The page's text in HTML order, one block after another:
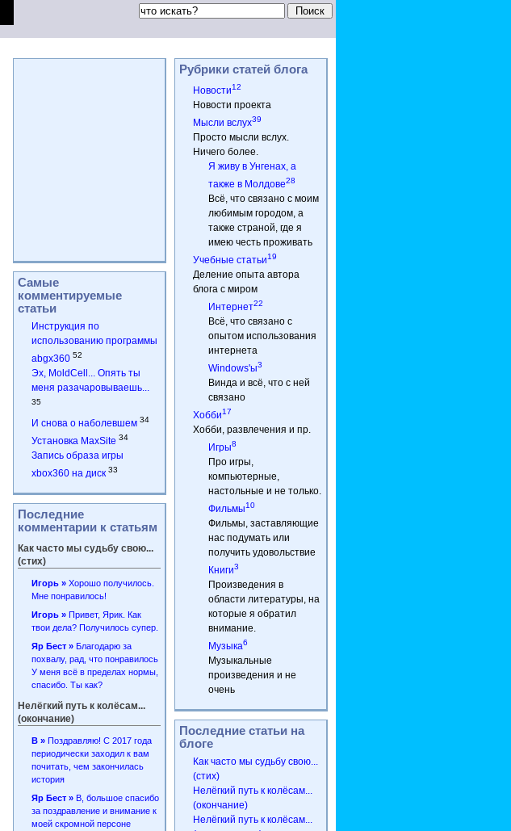
Самые
комментируемые
статьи
Инструкция по
использованию программы
abgx360 52
Эх, MoldCell... Опять ты
меня разачаровываешь...
35
И снова о наболевшем 34
Установка MaxSite 34
Запись образа игры
xbox360 на диск 33
Последние
комментарии к статьям
Как часто мы судьбу свою...
(стих)
Игорь » Хорошо получилось.
Мне понравилось!
Игорь » Привет, Ярик. Как
твои дела? Получилось супер.
Яр Бест » Благодарю за
похвалу, рад, что понравилось
У меня всё в пределах нормы,
спасибо. Ты как?
Нелёгкий путь к колёсам...
(окончание)
В » Поздравляю! С 2017 года
периодически заходил к вам
почитать, чем закончилась
история
Яр Бест » B, большое спасибо
за поздравление и внимание к
моей скромной персоне
Рубрики статей блога
Новости12
Новости проекта
Мысли вслух39
Просто мысли вслух.
Ничего более.
Я живу в Унгенах, а
также в Молдове28
Всё, что связано с моим
любимым городом, а
также страной, где я
имею честь проживать
Учебные статьи19
Деление опыта автора
блога с миром
Интернет22
Всё, что связано с
опытом использования
интернета
Windows'ы3
Винда и всё, что с ней
связано
Хобби17
Хобби, развлечения и пр.
Игры8
Про игры,
компьютерные,
настольные и не только.
Фильмы10
Фильмы, заставляющие
нас подумать или
получить удовольствие
Книги3
Произведения в
области литературы, на
которые я обратил
внимание.
Музыка6
Музыкальные
произведения и не
очень
Последние статьи на
блоге
Как часто мы судьбу свою...
(стих)
Нелёгкий путь к колёсам...
(окончание)
Нелёгкий путь к колёсам...